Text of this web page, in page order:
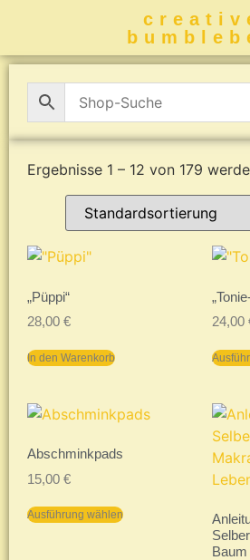
Ergebnisse 1 – 12 von 179
„Püppi“
28,00 €
In den Warenkorb
24,00
Abschminkpads
15,00 €
Ausführung wählen